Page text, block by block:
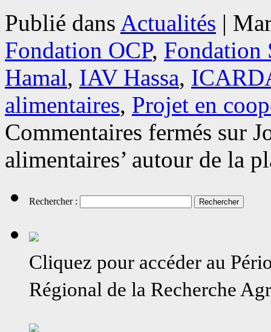
Publié dans Actualités |
Fondation OCP, Fondation
Hamal, IAV Hassa,
alimentaires, Projet en
Commentaires fermés sur
alimentaires’ autour de la
Rechercher :
Cliquez pour accéder au
Régional de la Recherche